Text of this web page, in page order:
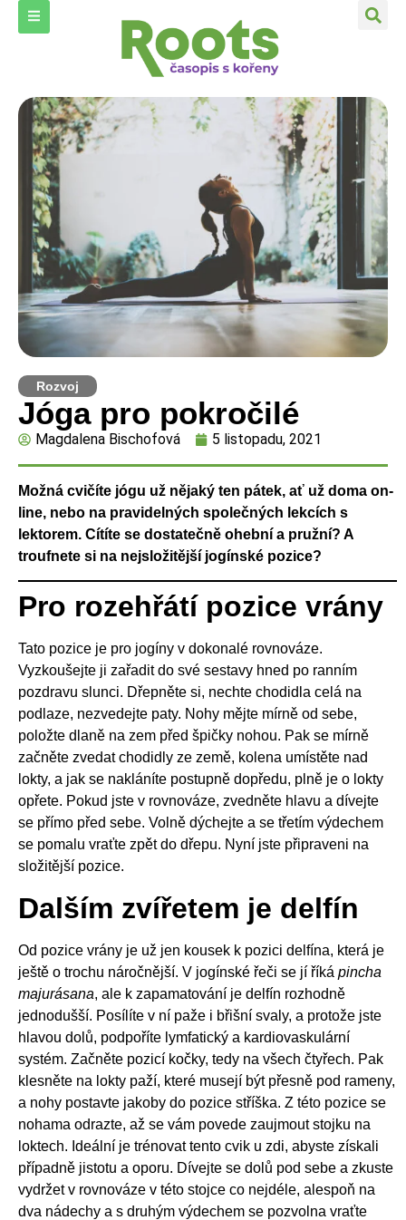
Rozvoj
Jóga pro pokročilé
Magdalena Bischofová 5 listopadu, 2021
Možná cvičíte jógu už nějaký ten pátek, ať už doma on-
line, nebo na pravidelných společných lekcích s
lektorem. Cítíte se dostatečně ohební a pružní? A
troufnete si na nejsložitější jogínské pozice?
Pro rozehřátí pozice vrány
Tato pozice je pro jogíny v dokonalé rovnováze.
Vyzkoušejte ji zařadit do své sestavy hned po ranním
pozdravu slunci. Dřepněte si, nechte chodidla celá na
podlaze, nezvedejte paty. Nohy mějte mírně od sebe,
položte dlaně na zem před špičky nohou. Pak se mírně
začněte zvedat chodidly ze země, kolena umístěte nad
lokty, a jak se nakláníte postupně dopředu, plně je o lokty
opřete. Pokud jste v rovnováze, zvedněte hlavu a dívejte
se přímo před sebe. Volně dýchejte a se třetím výdechem
se pomalu vraťte zpět do dřepu. Nyní jste připraveni na
složitější pozice.
Dalším zvířetem je delfín
Od pozice vrány je už jen kousek k pozici delfína, která je
ještě o trochu náročnější. V jogínské řeči se jí říká pincha
majurásana, ale k zapamatování je delfín rozhodně
jednodušší. Posílíte v ní paže i břišní svaly, a protože jste
hlavou dolů, podpoříte lymfatický a kardiovaskulární
systém. Začněte pozicí kočky, tedy na všech čtyřech. Pak
klesněte na lokty paží, které musejí být přesně pod rameny,
a nohy postavte jakoby do pozice stříška. Z této pozice se
nohama odrazte, až se vám povede zaujmout stojku na
loktech. Ideální je trénovat tento cvik u zdi, abyste získali
případně jistotu a oporu. Dívejte se dolů pod sebe a zkuste
vydržet v rovnováze v této stojce co nejdéle, alespoň na
dva nádechy a s druhým výdechem se pozvolna vraťte